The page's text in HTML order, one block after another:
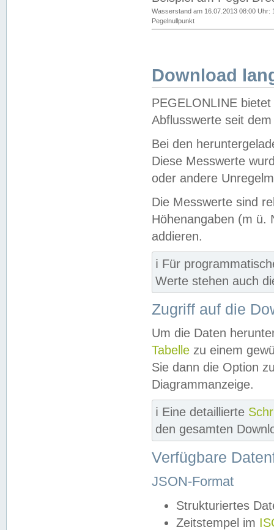
Wasserstand am 16.07.2013 08:00 Uhr:
Pegelnullpunkt
Download
PEGELONLINE
Abflusswerte seit
Bei den
Diese Messwerte
oder andere
Die Messwerte sind
Höhenangaben (m ü.
addieren.
ℹ️ Für
Werte stehen auch
Zugriff auf die
Um die Daten
Tabelle zu einem
Sie dann die Option
Diagrammanzeige.
ℹ️ Eine detaillierte
den gesamten
Verfügbare
JSON-Format
Strukturiertes
Zeitstempel im